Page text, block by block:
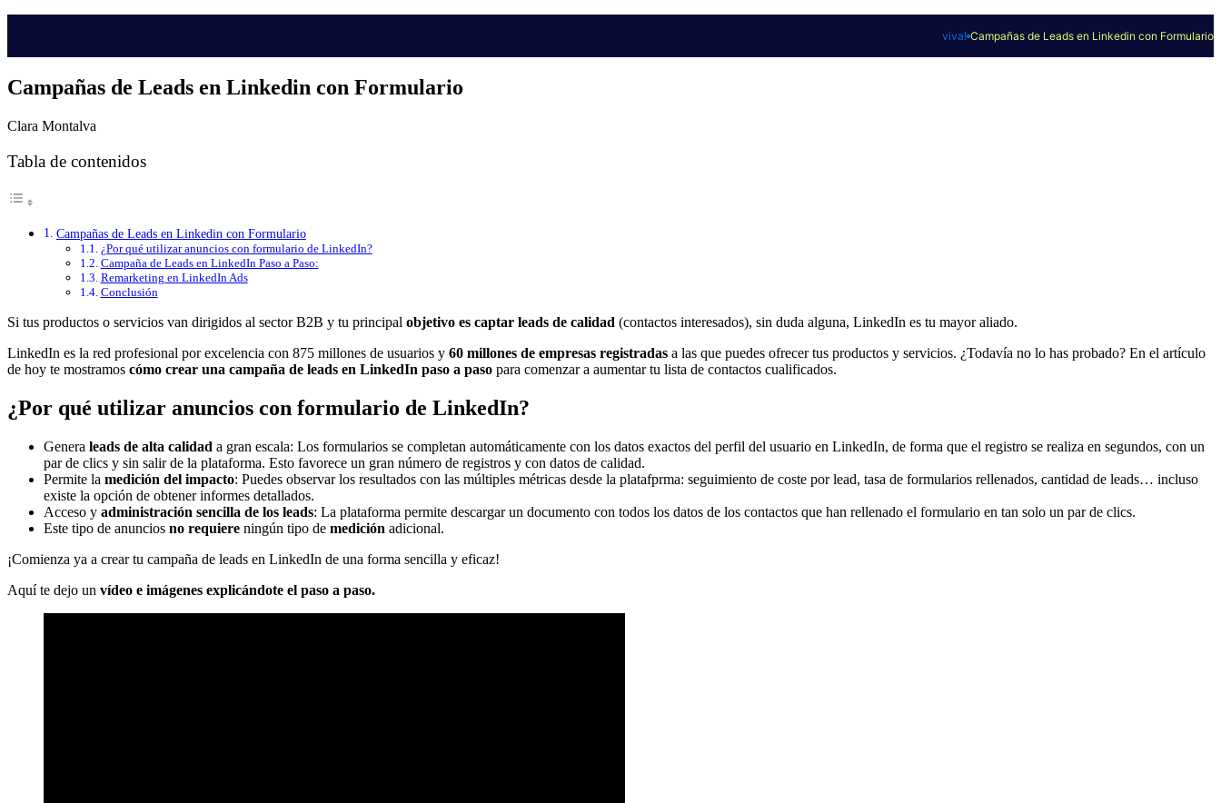
viva! Campañas de Leads en Linkedin con Formulario
Campañas de Leads en Linkedin con Formulario
Clara Montalva
Tabla de contenidos
Campañas de Leads en Linkedin con Formulario
¿Por qué utilizar anuncios con formulario de LinkedIn?
Campaña de Leads en LinkedIn Paso a Paso:
Remarketing en LinkedIn Ads
Conclusión
Si tus productos o servicios van dirigidos al sector B2B y tu principal objetivo es captar leads de calidad (contactos interesados), sin duda alguna, LinkedIn es tu mayor aliado.
LinkedIn es la red profesional por excelencia con 875 millones de usuarios y 60 millones de empresas registradas a las que puedes ofrecer tus productos y servicios. ¿Todavía no lo has probado? En el artículo
de hoy te mostramos cómo crear una campaña de leads en LinkedIn paso a paso para comenzar a aumentar tu lista de contactos cualificados.
¿Por qué utilizar anuncios con formulario de LinkedIn?
Genera leads de alta calidad a gran escala: Los formularios se completan automáticamente con los datos exactos del perfil del usuario en LinkedIn, de forma que el registro se realiza en segundos, con un
par de clics y sin salir de la plataforma. Esto favorece un gran número de registros y con datos de calidad.
Permite la medición del impacto: Puedes observar los resultados con las múltiples métricas desde la platafprma: seguimiento de coste por lead, tasa de formularios rellenados, cantidad de leads… incluso
existe la opción de obtener informes detallados.
Acceso y administración sencilla de los leads: La plataforma permite descargar un documento con todos los datos de los contactos que han rellenado el formulario en tan solo un par de clics.
Este tipo de anuncios no requiere ningún tipo de medición adicional.
¡Comienza ya a crear tu campaña de leads en LinkedIn de una forma sencilla y eficaz!
Aquí te dejo un vídeo e imágenes explicándote el paso a paso.